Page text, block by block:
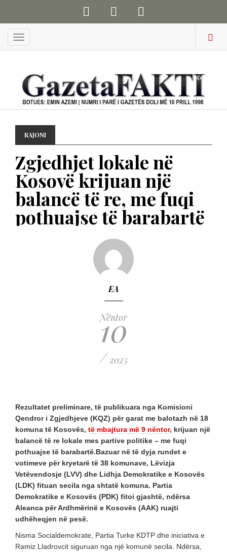
Menu
RAJONI
Zgjedhjet lokale në
Kosovë krijuan një
balancë të re, me fuqi
pothuajse të barabartë
EA
Nëntor
10
/ 2025
Rezultatet preliminare, të publikuara nga Komisioni
Qendror i Zgjedhjeve (KQZ) për garat me balotazh në 18
komuna të Kosovës, të mbajtura më 9 nëntor, krijuan një
balancë të re lokale mes partive politike – me fuqi
pothuajse të barabartë.Bazuar në të dyja rundet e
votimeve për kryetarë të 38 komunave, Lëvizja
Vetëvendosje (LVV) dhe Lidhja Demokratike e Kosovës
(LDK) fituan secila nga shtatë komuna. Partia
Demokratike e Kosovës (PDK) fitoi gjashtë, ndërsa
Aleanca për Ardhmërinë e Kosovës (AAK) ruajti
udhëheqjen në pesë.
Nisma Socialdemokrate, Partia Turke KDTP dhe iniciativa e
Ramiz Lladrovcit siguruan nga një komunë secila. Ndërsa,